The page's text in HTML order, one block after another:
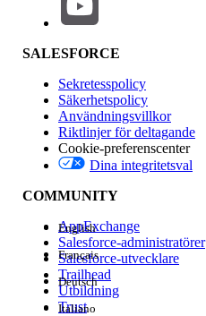
Funktionspåverkan
Version
Händelse
SALESFORCE
Sekretesspolicy
Säkerhetspolicy
Användningsvillkor
Riktlinjer för deltagande
Cookie-preferenscenter
Dina integritetsval
COMMUNITY
AppExchange
Salesforce-administratörer
Salesforce-utvecklare
Trailhead
Utbildning
Trust
English
Français
Deutsch
Italiano